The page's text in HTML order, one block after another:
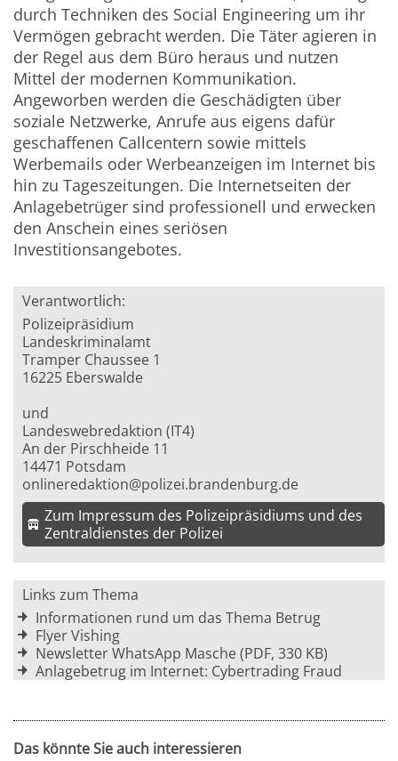
durch Techniken des Social Engineering um ihr
Vermögen gebracht werden. Die Täter agieren in
der Regel aus dem Büro heraus und nutzen
Mittel der modernen Kommunikation.
Angeworben werden die Geschädigten über
soziale Netzwerke, Anrufe aus eigens dafür
geschaffenen Callcentern sowie mittels
Werbemails oder Werbeanzeigen im Internet bis
hin zu Tageszeitungen. Die Internetseiten der
Anlagebetrüger sind professionell und erwecken
den Anschein eines seriösen
Investitionsangebotes.
Verantwortlich:
Polizeipräsidium
Landeskriminalamt
Tramper Chaussee 1
16225 Eberswalde
und
Landeswebredaktion (IT4)
An der Pirschheide 11
14471 Potsdam
onlineredaktion@polizei.brandenburg.de
Zum Impressum des Polizeipräsidiums und des
Zentraldienstes der Polizei
Links zum Thema
Informationen rund um das Thema Betrug
Flyer Vishing
Newsletter WhatsApp Masche (PDF, 330 KB)
Anlagebetrug im Internet: Cybertrading Fraud
Das könnte Sie auch interessieren